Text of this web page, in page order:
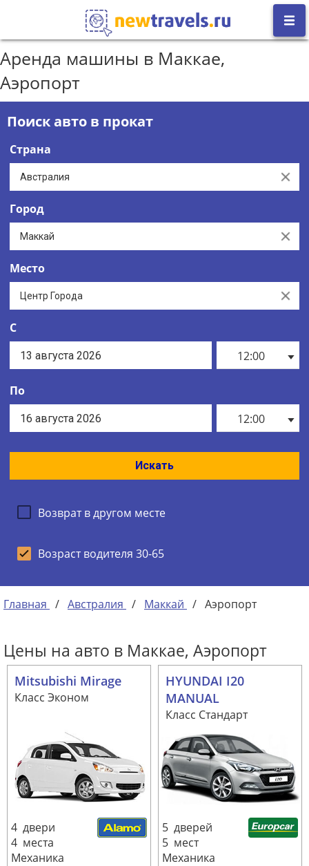
Аренда машины в Маккае,
Аэропорт
Поиск авто в прокат
Страна
Clear
Город
Clear
Место
Clear
С
12:00
По
12:00
Искать
Возврат в другом месте
Возраст водителя 30-65
Главная / Австралия / Маккай / Аэропорт
Цены на авто в Маккае, Аэропорт
Mitsubishi Mirage
Класс Эконом
4 двери
4 места
Механика
HYUNDAI I20
MANUAL
Класс Стандарт
5 дверей
5 мест
Механика